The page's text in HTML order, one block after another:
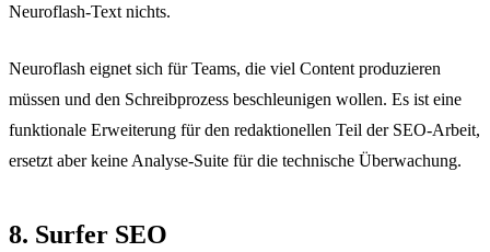
Neuroflash-Text nichts.
Neuroflash eignet sich für Teams, die viel Content produzieren
müssen und den Schreibprozess beschleunigen wollen. Es ist eine
funktionale Erweiterung für den redaktionellen Teil der SEO-Arbeit,
ersetzt aber keine Analyse-Suite für die technische Überwachung.
8. Surfer SEO